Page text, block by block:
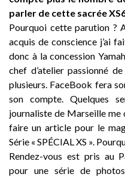
parler de cette sacrée
Pourquoi cette parution ?
acquis de conscience j’ai
donc à la concession
chef d’atelier passionné
plusieurs. FaceBook fera
son compte. Quelques
journaliste de Marseille me
faire un article pour le
Série « SPÉCIAL XS ».
Rendez-vous est pris au
pour une série de